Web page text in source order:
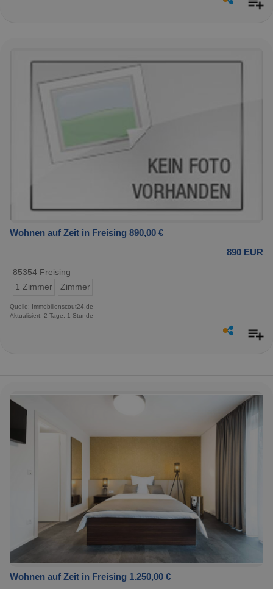
Wohnen auf Zeit in Freising 890,00 €
890 EUR
85354 Freising
1 Zimmer
Zimmer
Quelle: Immobilienscout24.de
Aktualisiert: 2 Tage, 1 Stunde
Wohnen auf Zeit in Freising 1.250,00 €